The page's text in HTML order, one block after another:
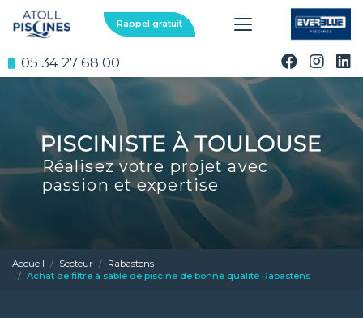
au
contenu
05 34 27 68 00
Rappel gratuit
Réalisez votre projet avec
passion et expertise
Accueil Secteur
Rabastens
Achat de filtre à sable de piscine de bonne qualité Rabastens